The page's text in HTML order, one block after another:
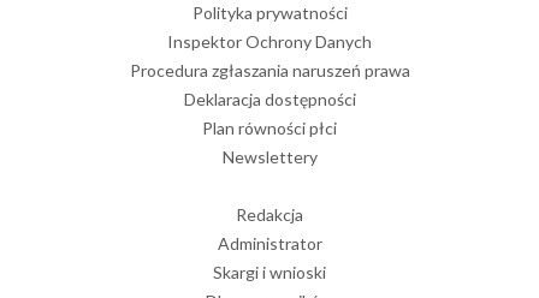
Polityka prywatności
Inspektor Ochrony Danych
Procedura zgłaszania naruszeń prawa
Deklaracja dostępności
Plan równości płci
Newslettery
Redakcja
Administrator
Skargi i wnioski